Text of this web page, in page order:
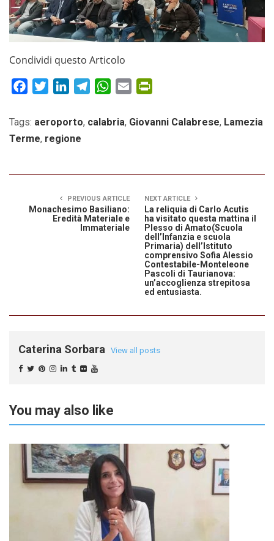
Condividi questo Articolo
FacebookTwitterLinkedInTelegramWhatsApp
Email
Tags: aeroporto, calabria, Giovanni Calabrese, Lamezia
Terme, regione
PREVIOUS ARTICLE
Monachesimo Basiliano:
Eredità Materiale e
Immateriale
NEXT ARTICLE
La reliquia di Carlo Acutis
ha visitato questa mattina il
Plesso di Amato(Scuola
dell’Infanzia e scuola
Primaria) dell’Istituto
comprensivo Sofia Alessio
Contestabile-Monteleone
Pascoli di Taurianova:
un’accoglienza strepitosa
ed entusiasta.
Caterina Sorbara View all posts
You may also like